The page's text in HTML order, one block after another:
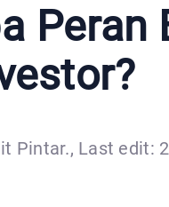
Peran
Pintar., Last edit: